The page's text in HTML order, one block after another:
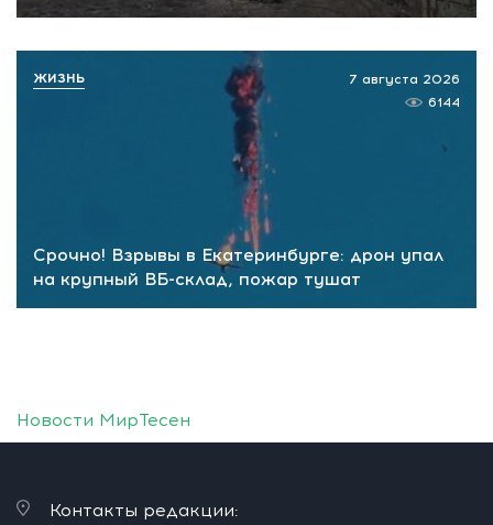
Срочно! Взрывы в Екатеринбурге: дрон упал
на крупный ВБ-склад, пожар тушат
7 августа 2026
6144
ЖИЗНЬ
Новости МирТесен
Контакты редакции: